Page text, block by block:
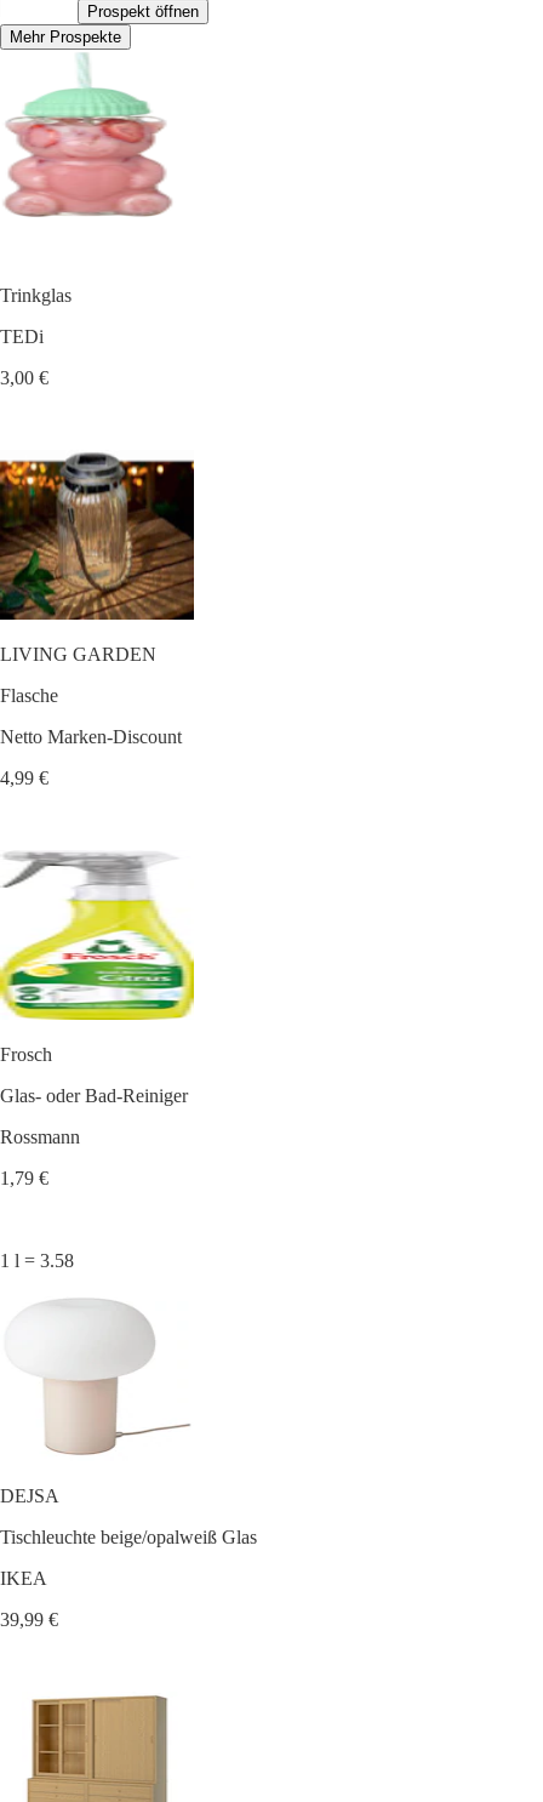
Prospekt öffnen
Mehr Prospekte
Trinkglas
TEDi
3,00 €
LIVING GARDEN
Flasche
Netto Marken-Discount
4,99 €
Frosch
Glas- oder Bad-Reiniger
Rossmann
1,79 €
1 l = 3.58
DEJSA
Tischleuchte beige/opalweiß Glas
IKEA
39,99 €